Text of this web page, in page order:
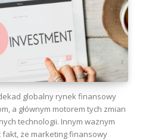
globalny rynek finansowy
a głównym motorem tych zmian
technologii. Innym ważnym
że marketing finansowy